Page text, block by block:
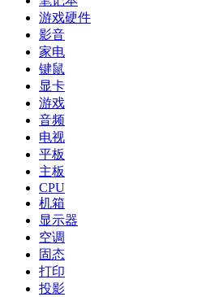
游戏硬件
影音
家电
键鼠
显卡
游戏
音频
电视
平板
主板
CPU
机箱
显示器
空调
固态
打印
投影